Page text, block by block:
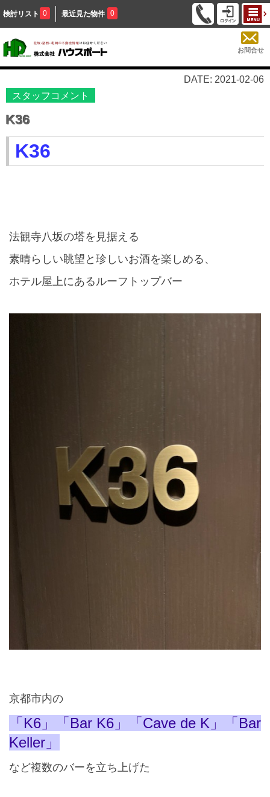
検討リスト 0 最近見た物件 0
お問合せ
DATE: 2021-02-06
スタッフコメント
K36
K36
法観寺八坂の塔を見据える
素晴らしい眺望と珍しいお酒を楽しめる、
ホテル屋上にあるルーフトップバー
京都市内の
「 K6 」「 Bar K6 」「 Cave de K 」「 Bar
Keller 」
など複数のバーを立ち上げた